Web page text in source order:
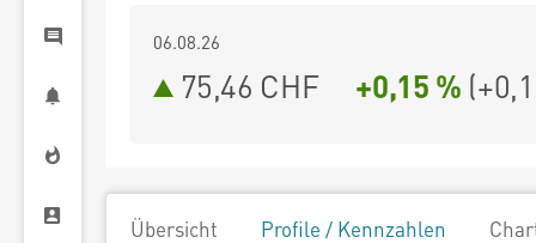
06.08.26
75,46 CHF +0,15 % (
Übersicht Profile / Kennzahlen